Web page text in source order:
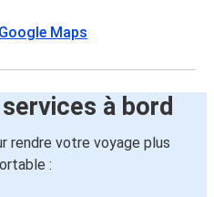
Maps
à bord
rendre votre voyage plus
: